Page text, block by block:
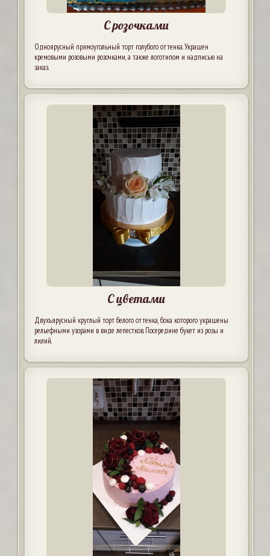
С розочками
Одноярусный прямоугольный торт голубого оттенка. Украшен
кремовыми розовыми розочками, а также логотипом и надписью на
заказ.
С цветами
Двухъярусный круглый торт белого оттенка, бока которого украшены
рельефными узорами в виде лепестков. Посередине букет из розы и
лилий.